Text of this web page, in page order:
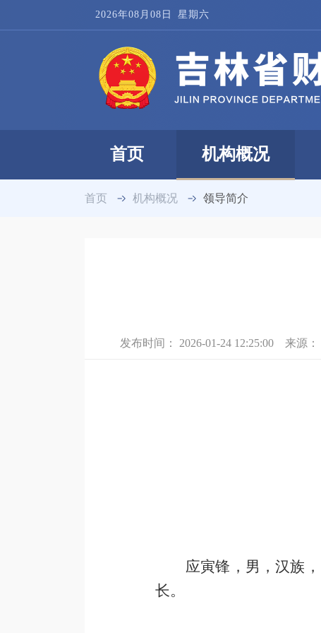
2026年08月08日 星期六
首页 机构概况
首页 机构概况 领导简介
发布时间： 2026-01-24 12:25:00 来源：
应寅锋，男，汉族，
长。